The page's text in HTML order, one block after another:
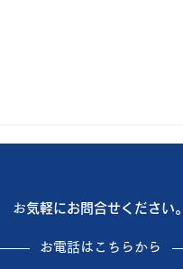
船橋市内で3件のお客様 新
がネット購入品で全て標準
お気軽にお問合せください。
​お電話はこちらから